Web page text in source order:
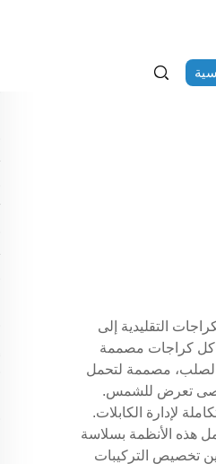
التقليدية إلى
كراجات مصممة
الصلب، مصممة لتحمل
أقصى تعرض للشمس.
لإدارة الكابلات.
هذه الأنظمة بسلاسة
تخصيص التركيبات